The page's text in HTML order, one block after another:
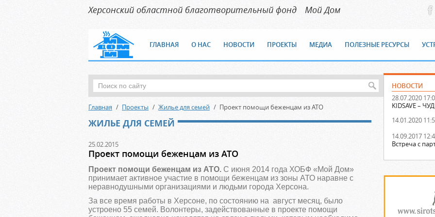
Херсонский областной благотворительный фонд Мой Дом
ГЛАВНАЯ О НАС НОВОСТИ ПРОЕКТЫ МЕДИА ПОЛЕЗНЫЕ РЕСУРСЫ
НОВОСТИ
28.07.2020
KIDSAVE –
14.01.2020
14.09.2017
Встреча с
Главная Проекты Жилье для семей Проект помощи беженцам из АТО
ЖИЛЬЕ ДЛЯ СЕМЕЙ
25.02.2015
Проект помощи беженцам из АТО
Проект помощи беженцам из АТО. С июня 2014 года ХОБФ «Мой Дом»
принимает активное участие в помощи беженцам из зоны АТО наравне с
неравнодушными организациями и людьми города Херсона.
За все время работы в Херсоне, по состоянию на август месяц, было
устроено 55 семей. Волонтеры, задействованные в проекте помощи